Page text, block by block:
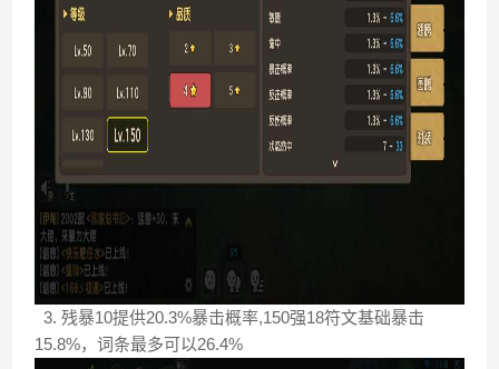
3. 残暴10提供20.3%暴击概率,150强18符文基础暴击
15.8%，词条最多可以26.4%